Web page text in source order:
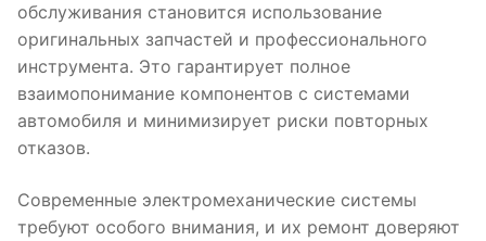
обслуживания становится использование
оригинальных запчастей и профессионального
инструмента. Это гарантирует полное
взаимопонимание компонентов с системами
автомобиля и минимизирует риски повторных
отказов.
Современные электромеханические системы
требуют особого внимания, и их ремонт доверяют